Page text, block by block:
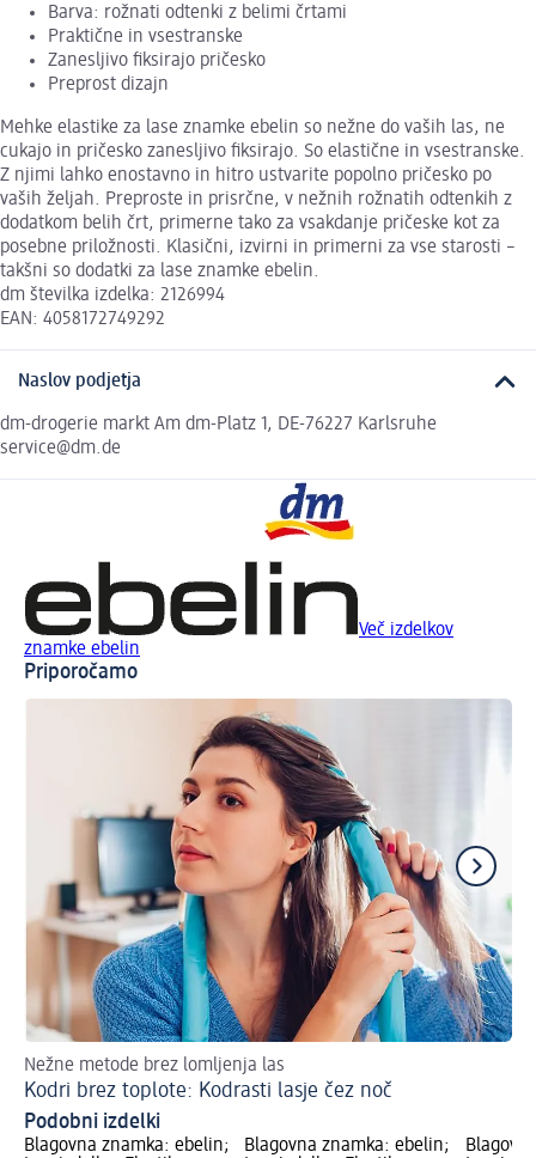
Barva: rožnati odtenki z belimi črtami
Praktične in vsestranske
Zanesljivo fiksirajo pričesko
Preprost dizajn
Mehke elastike za lase znamke ebelin so nežne do vaših las, ne
cukajo in pričesko zanesljivo fiksirajo. So elastične in vsestranske.
Z njimi lahko enostavno in hitro ustvarite popolno pričesko po
vaših željah. Preproste in prisrčne, v nežnih rožnatih odtenkih z
dodatkom belih črt, primerne tako za vsakdanje pričeske kot za
posebne priložnosti. Klasični, izvirni in primerni za vse starosti –
takšni so dodatki za lase znamke ebelin.
dm številka izdelka: 2126994
EAN: 4058172749292
Naslov podjetja
dm-drogerie markt Am dm-Platz 1, DE-76227 Karlsruhe
service@dm.de
Več izdelkov
znamke ebelin
Priporočamo
Nežne metode brez lomljenja las
Kodri brez toplote: Kodrasti lasje čez noč
Podobni izdelki
Blagovna znamka: ebelin;
Blagovna znamka: ebelin;